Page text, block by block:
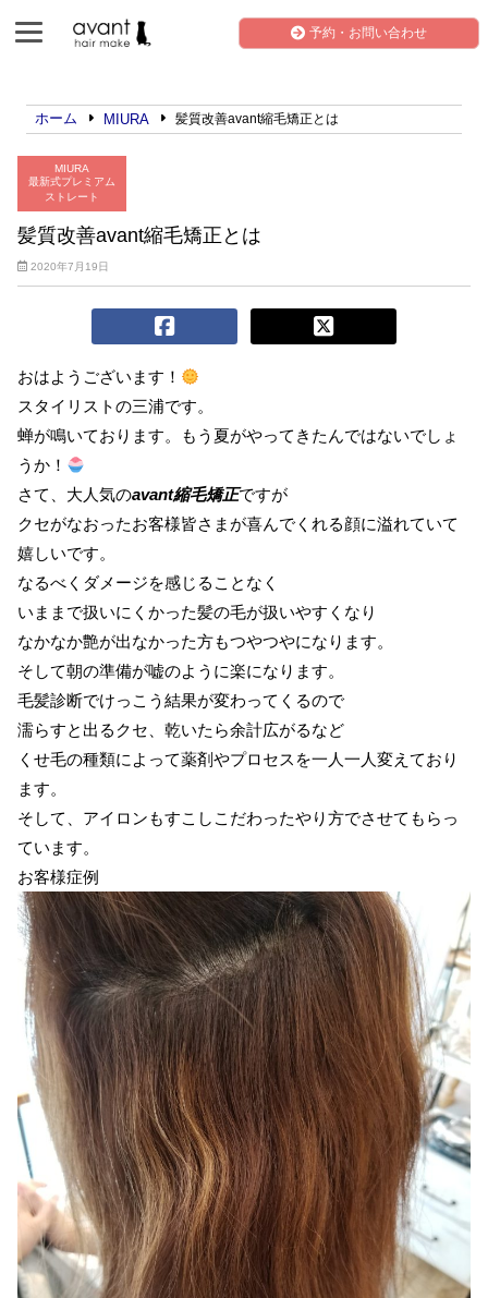
予約・お問い合わせ
ホーム MIURA 髪質改善avant縮毛矯正とは
MIURA
最新式プレミアム
ストレート
髪質改善avant縮毛矯正とは
2020年7月19日
おはようございます！
スタイリストの三浦です。
蝉が鳴いております。もう夏がやってきたんではないでしょ
うか！
さて、大人気のavant縮毛矯正ですが
クセがなおったお客様皆さまが喜んでくれる顔に溢れていて
嬉しいです。
なるべくダメージを感じることなく
いままで扱いにくかった髪の毛が扱いやすくなり
なかなか艶が出なかった方もつやつやになります。
そして朝の準備が嘘のように楽になります。
毛髪診断でけっこう結果が変わってくるので
濡らすと出るクセ、乾いたら余計広がるなど
くせ毛の種類によって薬剤やプロセスを一人一人変えており
ます。
そして、アイロンもすこしこだわったやり方でさせてもらっ
ています。
お客様症例